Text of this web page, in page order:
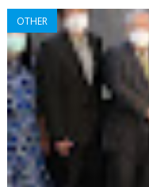
OTHER